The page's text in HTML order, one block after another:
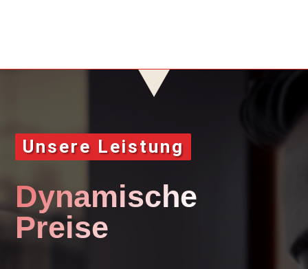
Unsere Leistung
Dynamische
Preise